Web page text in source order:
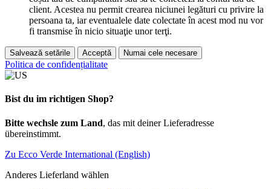
client. Acestea nu permit crearea niciunei legături cu privire la
persoana ta, iar eventualele date colectate în acest mod nu vor
fi transmise în nicio situaţie unor terţi.
Salvează setările Acceptă Numai cele necesare
Politica de confidențialitate
Bist du im richtigen Shop?
Bitte wechsle zum Land, das mit deiner Lieferadresse
übereinstimmt.
Zu Ecco Verde International (English)
Anderes Lieferland wählen